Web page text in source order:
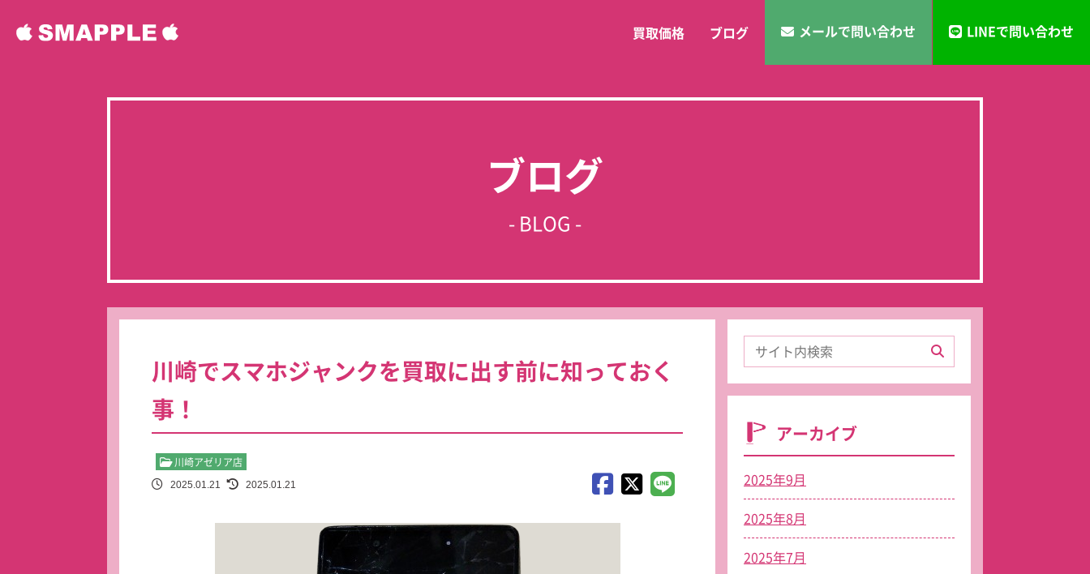
買取価格 ブログ メールで問い合わせ LINEで問い合わせ
ブログ
- BLOG -
川崎でスマホジャンクを買取に出す前に知っておく
事！
川崎アゼリア店
2025.01.21 2025.01.21
アーカイブ
2025年9月
2025年8月
2025年7月